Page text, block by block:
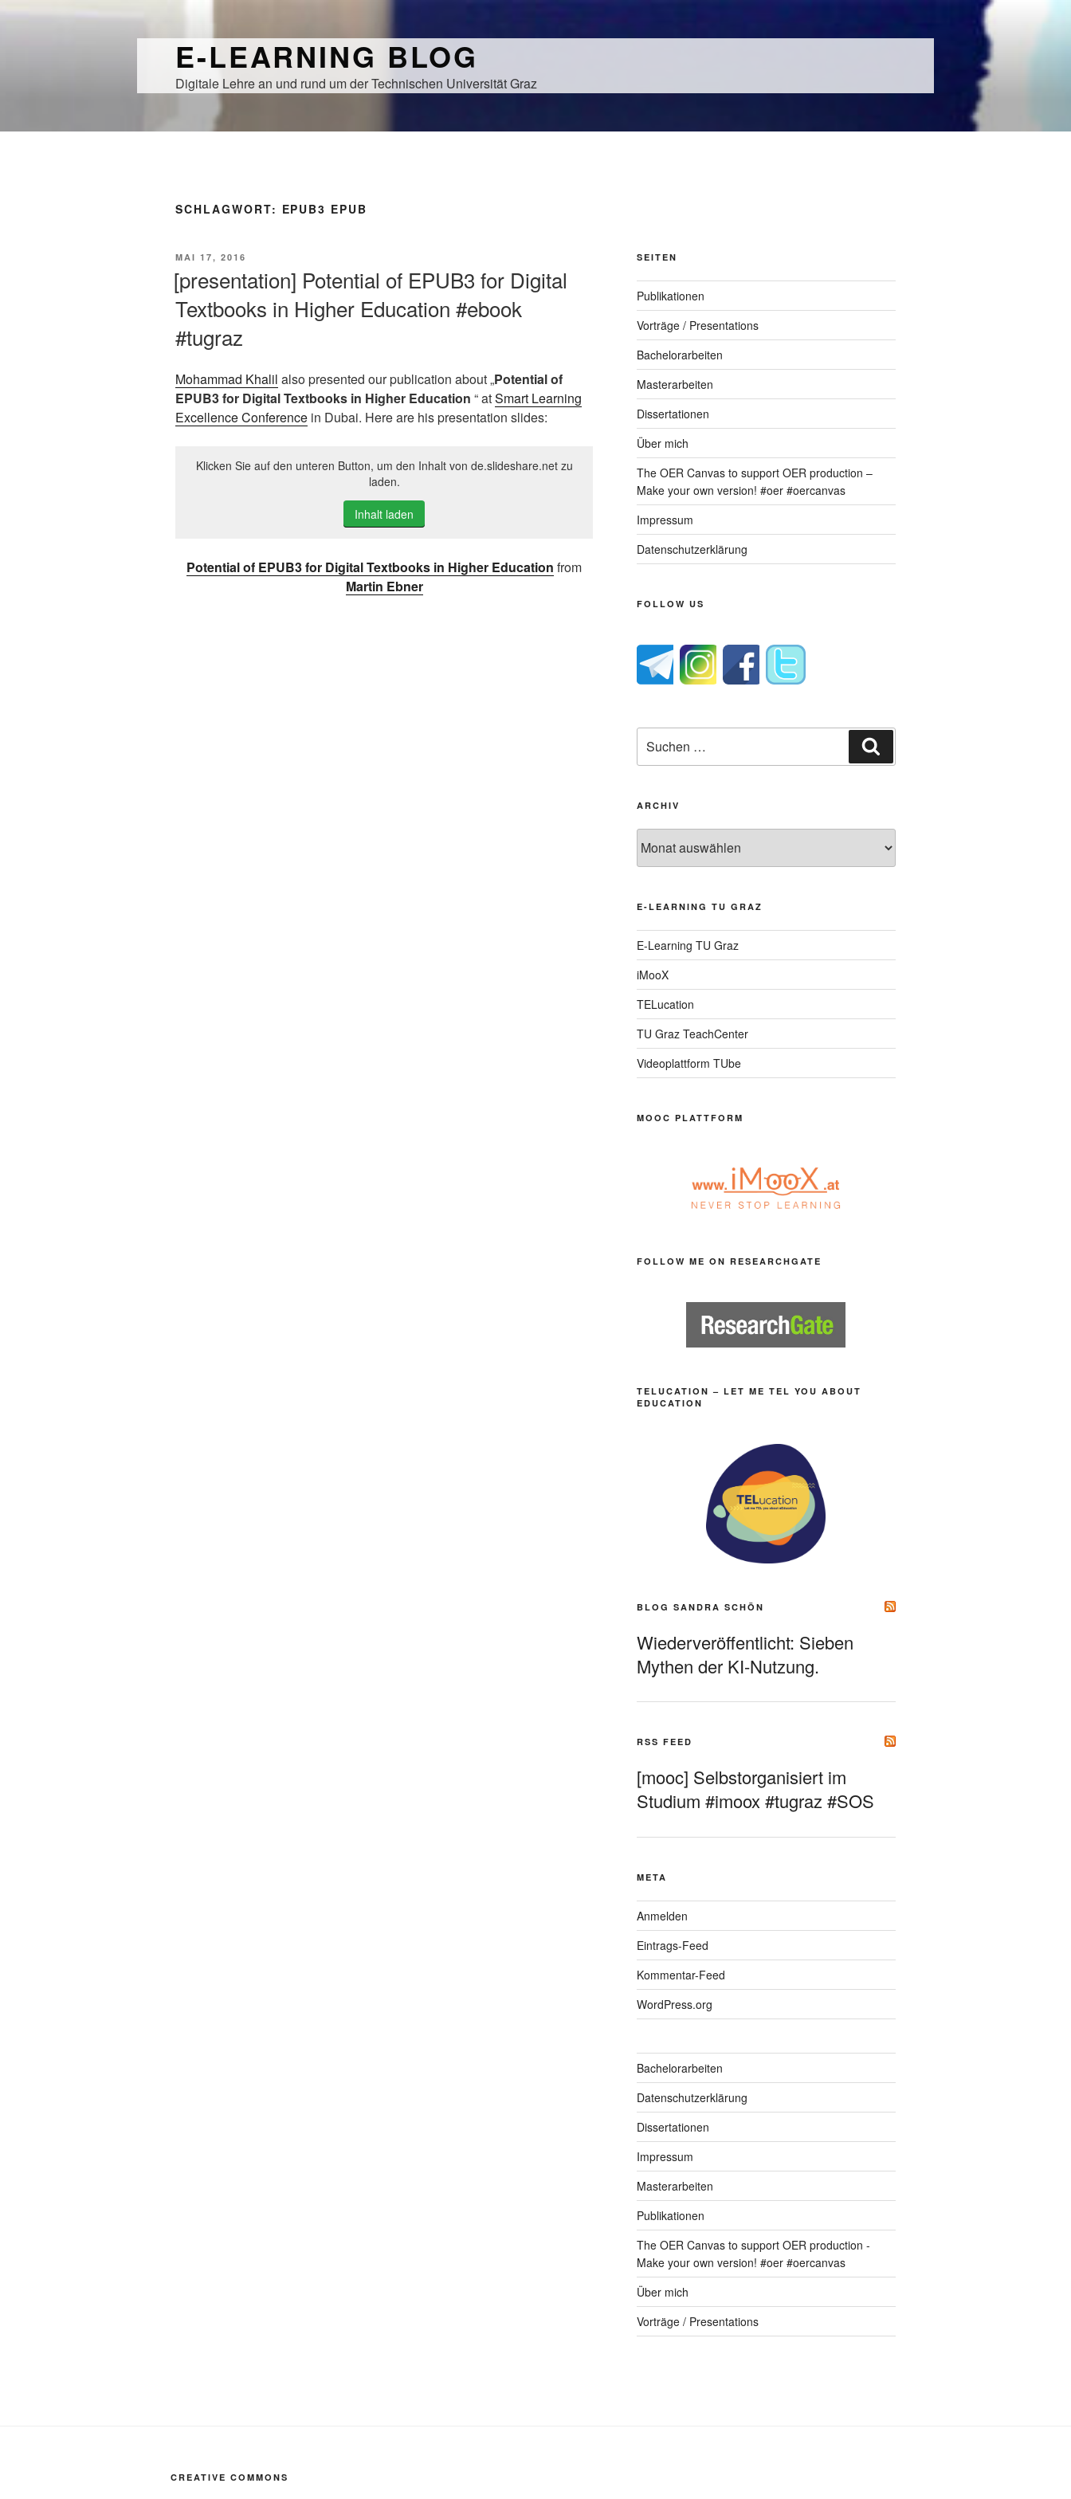
E-LEARNING BLOG
Digitale Lehre an und rund um der Technischen Universität Graz
SCHLAGWORT: EPUB3 EPUB
VERÖFFENTLICHT
MAI 17, 2016
[presentation] Potential of EPUB3 for Digital
Textbooks in Higher Education #ebook
#tugraz
Mohammad Khalil also presented our publication about „Potential of
EPUB3 for Digital Textbooks in Higher Education “ atSmart Learning
Excellence Conference in Dubai. Here are his presentation slides:
Klicken Sie auf den unteren Button, um den Inhalt von de.slideshare.net zu
laden.
Inhalt laden
Potential of EPUB3 for Digital Textbooks in Higher Education from
Martin Ebner
SEITEN
Publikationen
Vorträge / Presentations
Bachelorarbeiten
Masterarbeiten
Dissertationen
Über mich
The OER Canvas to support OER production –
Make your own version! #oer #oercanvas
Impressum
Datenschutzerklärung
FOLLOW US
nach:
ARCHIV
E-LEARNING TU GRAZ
E-Learning TU Graz
iMooX
TELucation
TU Graz TeachCenter
Videoplattform TUbe
MOOC PLATTFORM
FOLLOW ME ON RESEARCHGATE
TELUCATION – LET ME TEL YOU ABOUT
EDUCATION
BLOG SANDRA SCHÖN
Wiederveröffentlicht: Sieben
Mythen der KI-Nutzung.
RSS FEED
[mooc] Selbstorganisiert im
Studium #imoox #tugraz #SOS
META
Anmelden
Eintrags-Feed
Kommentar-Feed
WordPress.org
Bachelorarbeiten
Datenschutzerklärung
Dissertationen
Impressum
Masterarbeiten
Publikationen
The OER Canvas to support OER production -
Make your own version! #oer #oercanvas
Über mich
Vorträge / Presentations
CREATIVE COMMONS